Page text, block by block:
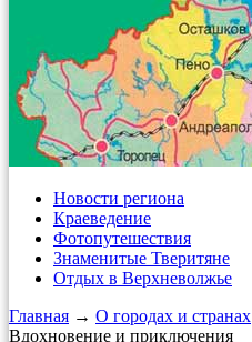
Новости региона
Краеведение
Фотопутешествия
Знаменитые Тверитяне
Отдых в Верхневолжье
Главная → О городах и странах
Вдохновение и приключения